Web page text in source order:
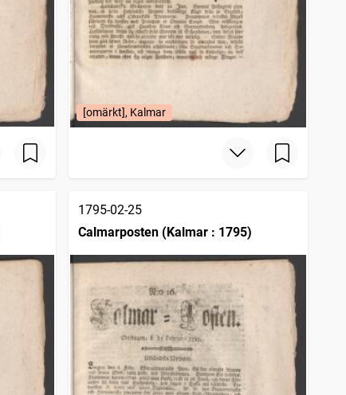
[omärkt], Kalmar
1795-02-25
Calmarposten (Kalmar : 1795)